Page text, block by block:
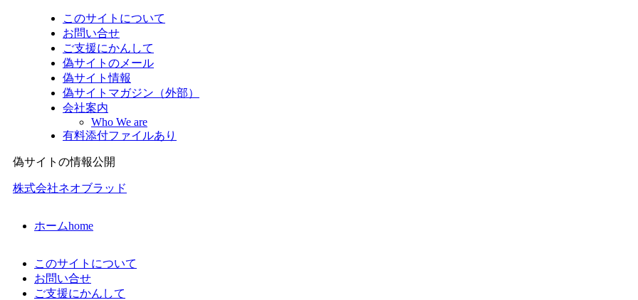
このサイトについて
お問い合せ
ご支援にかんして
偽サイトのメール
偽サイト情報
偽サイトマガジン（外部）
会社案内
Who We are
有料添付ファイルあり
偽サイトの情報公開
株式会社ネオブラッド
ホームhome
このサイトについて
お問い合せ
ご支援にかんして